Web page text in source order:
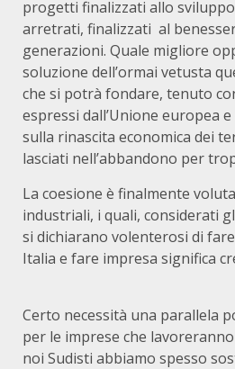
progetti finalizzati allo
arretrati, finalizzati al
generazioni. Quale migliore
soluzione dell’ormai vetusta
che si potrà fondare, tenuto
espressi dall’Unione europea
sulla rinascita economica dei
lasciati nell’abbandono per
La coesione è finalmente
industriali, i quali, considerati
si dichiarano volenterosi di
Italia e fare impresa significa
Certo necessità una parallela
per le imprese che
noi Sudisti abbiamo spesso